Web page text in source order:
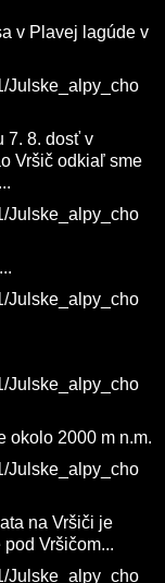
v Plavej lagúde v
7. 8. dosť v
Vršič odkiaľ sme
okolo 2000 m n.m.
na Vršiči je
Vršičom...